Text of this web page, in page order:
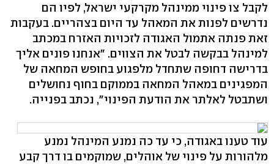
לקבל צו פינוי ממינהל מקרקעי ישראל, לפיו הם
נדרשים לפנות את המאהל עד היום בצהריים. בעקבות
זאת פנתה אתמול האגודה לזכויות האזרח במכתב
למינהל בבקשה לבטל את הצווים. "אנחנו פונים אליך
בדרישה דחופה שתחדל מלפגוע בחופש המחאה של
המפגינים במאהל המחאה בממוקם בחוף נחושלים
ושתבטל לאלתר את הודעת הפינוי", נכתב בפנייה.
עוד טענו באגודה, כי עד כה נמנע המינהל נמנע
מלהורות על פינוי של אוהלים, שמוקמים בו דרך קבע